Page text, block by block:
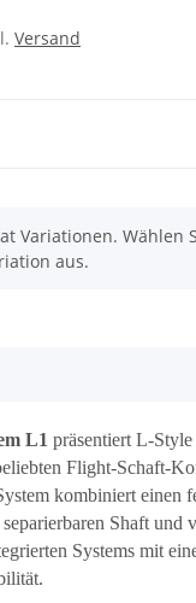
Versand
Variationen. Wählen
aus.
L1 präsentiert L-Style
Flight-Schaft-
kombiniert einen
Shaft und
Systems mit